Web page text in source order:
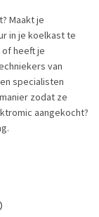
Maakt je
in je koelkast te
heeft je
van
specialisten
zodat ze
aangekocht?